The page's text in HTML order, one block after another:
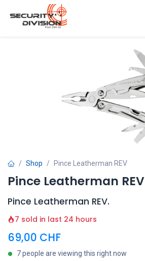
Se rendre au contenu
Shop Pince Leatherman REV
Pince Leatherman REV
Pince Leatherman REV.
7 sold in last 24 hours
69,00 CHF
7 people are viewing this right now